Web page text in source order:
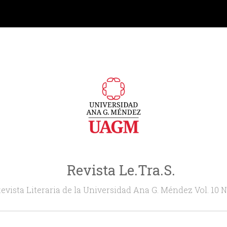
Revista Le.Tra.S.
Literaria de la Universidad Ana G. Méndez Vol. 10